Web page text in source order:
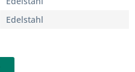
Edelstahl